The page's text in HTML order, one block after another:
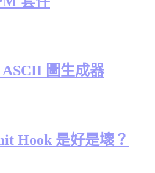
圖生成器
Hook 是好是壞？